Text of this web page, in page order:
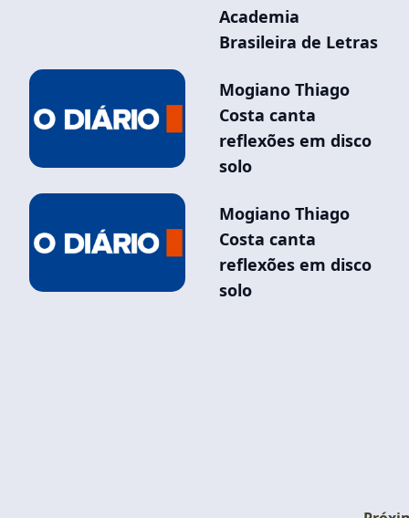
Academia
Brasileira de Letras
Mogiano Thiago
Costa canta
reflexões em disco
solo
Mogiano Thiago
Costa canta
reflexões em disco
solo